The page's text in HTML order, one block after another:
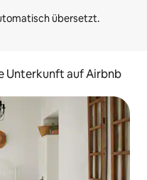
Unterkunft auf Airbnb